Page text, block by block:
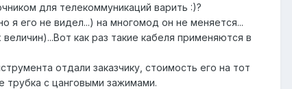
для телекоммуникаций варить :)?
я его не видел...) на многомод он не меняется...
как раз такие кабеля применяются в
отдали заказчику, стоимость его на тот
трубка с цанговыми зажимами.